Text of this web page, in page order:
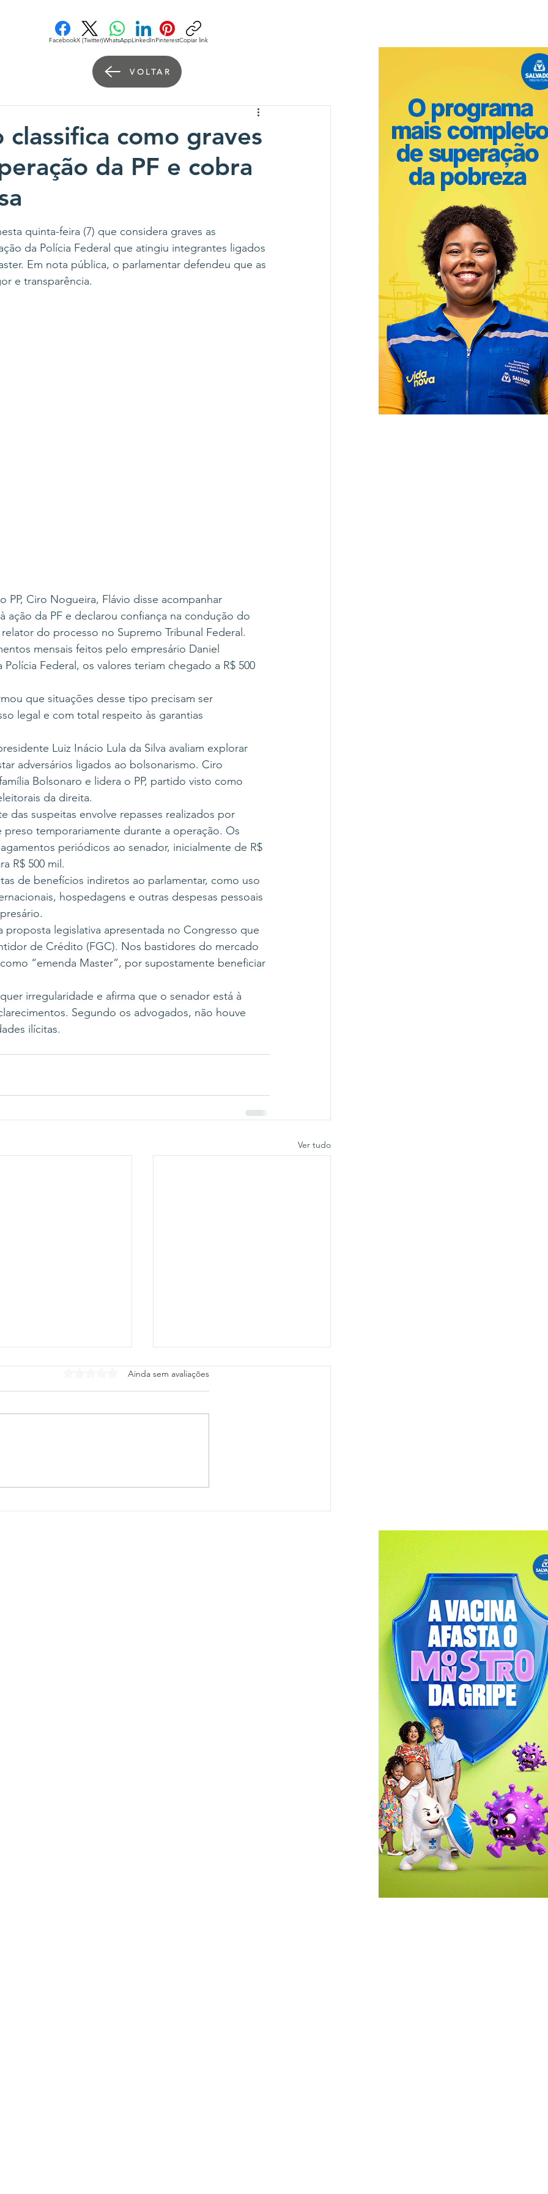
FacebookX (Twitter)WhatsAppLinkedInPinterestCopiar link
classifica como graves
da PF e cobra
quinta-feira (7) que considera graves as
da Polícia Federal que atingiu integrantes ligados
Em nota pública, o parlamentar defendeu que as
e transparência.
Ciro Nogueira, Flávio disse acompanhar
ação da PF e declarou confiança na condução do
do processo no Supremo Tribunal Federal.
mensais feitos pelo empresário Daniel
Federal, os valores teriam chegado a R$ 500
que situações desse tipo precisam ser
legal e com total respeito às garantias
Luiz Inácio Lula da Silva avaliam explorar
adversários ligados ao bolsonarismo. Ciro
Bolsonaro e lidera o PP, partido visto como
da direita.
das suspeitas envolve repasses realizados por
temporariamente durante a operação. Os
periódicos ao senador, inicialmente de R$
R$ 500 mil.
de benefícios indiretos ao parlamentar, como uso
hospedagens e outras despesas pessoais
legislativa apresentada no Congresso que
de Crédito (FGC). Nos bastidores do mercado
“emenda Master”, por supostamente beneficiar
irregularidade e afirma que o senador está à
Segundo os advogados, não houve
ilícitas.
Ver tudo
mudança de planos
Avaliado com 0 de 5 estrelas.
Ainda sem avaliações
VOLTAR